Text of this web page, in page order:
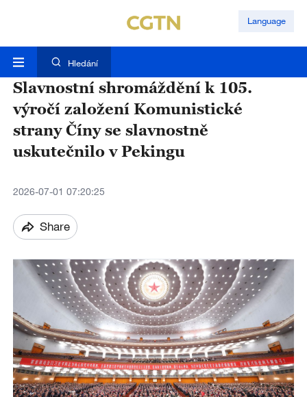
Language
Hledání
Slavnostní shromáždění k 105.
výročí založení Komunistické
strany Číny se slavnostně
uskutečnilo v Pekingu
2026-07-01 07:20:25
Share